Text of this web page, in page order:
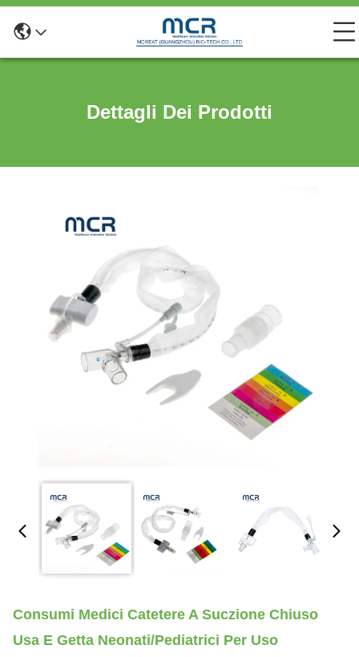
Dettagli Dei Prodotti
Consumi Medici Catetere A Suczione Chiuso
Usa E Getta Neonati/Pediatrici Per Uso